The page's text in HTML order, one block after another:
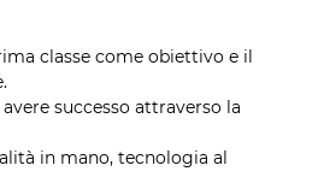
classe come obiettivo e il
successo attraverso la
in mano, tecnologia al